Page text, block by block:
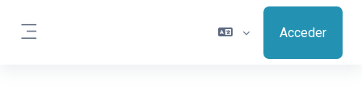
Acceder